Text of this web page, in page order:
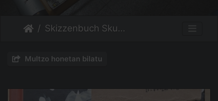
Skizzenbuch Skurril
Multzo honetan bilatu